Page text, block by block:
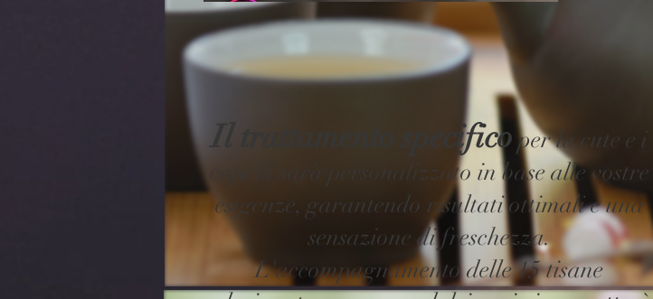
Il trattamento specifico per la cute e i
capelli sarà personalizzato in base alle vostre
esigenze, garantendo risultati ottimali e una
sensazione di freschezza.
L'accompagnamento delle 15 tisane